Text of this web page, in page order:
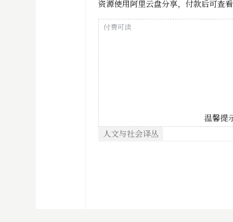
资源使用阿里云盘分享，付款后可查看
温馨提
付费可读
人文与社会译丛